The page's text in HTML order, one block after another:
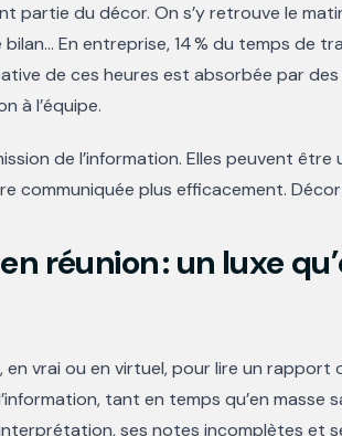
partie du décor. On s’y retrouve le
bilan… En entreprise, 14 % du temps de
de ces heures est absorbée par
à l’équipe.
de l’information. Elles peuvent
communiquée plus efficacement.
réunion : un luxe
vrai ou en virtuel, pour lire un rapport
tant en temps qu’en masse
ses notes incomplètes et